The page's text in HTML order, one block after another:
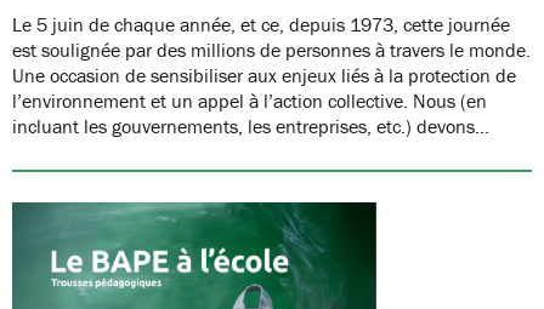
Le 5 juin de chaque année, et ce, depuis 1973, cette journée
est soulignée par des millions de personnes à travers le monde.
Une occasion de sensibiliser aux enjeux liés à la protection de
l’environnement et un appel à l’action collective. Nous (en
incluant les gouvernements, les entreprises, etc.) devons…